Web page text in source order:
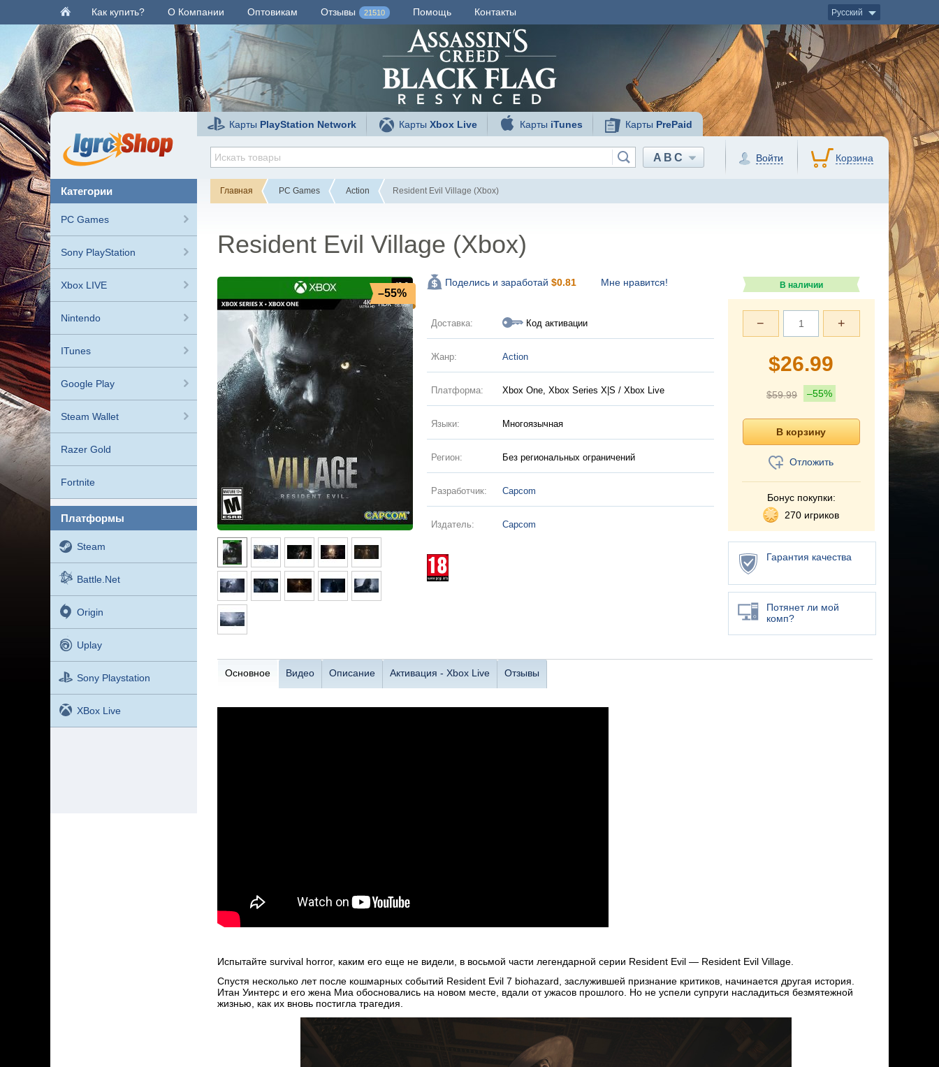
Как купить? О Компании Оптовикам Отзывы 21510 Помощь Контакты Русский
Карты PlayStation Network КартыXbox Live Карты iTunes Карты PrePaid
ABC Войти Корзина
категории
PC Games
Sony PlayStation
Xbox LIVE
Nintendo
ITunes
Google Play
Steam Wallet
Razer Gold
Fortnite
платформы
Steam
Battle.net
Origin
Uplay
Sony Playstation
XBox Live
Главная PC Games Action Resident Evil Village (Xbox)
Resident Evil Village (Xbox)
–55%
Мне нравится!
Поделись и заработай $0.81
Доставка: Код активации
Жанр: Action
Платформа: Xbox One, Xbox Series X|S / Xbox Live
Языки: Многоязычная
Регион: Без региональных ограничений
Разработчик: Capcom
Издатель: Capcom
В наличии
+
−
$26.99
$59.99 –55%
Отложить
Бонус покупки:
270 игриков
Гарантия качества
Потянет ли мой
комп?
Основное Видео Описание Активация - Xbox Live Отзывы
Испытайте survival horror, каким его еще не видели, в восьмой части легендарной серии Resident Evil — Resident Evil Village.
Спустя несколько лет после кошмарных событий Resident Evil 7 biohazard, заслужившей признание критиков, начинается другая история.
Итан Уинтерс и его жена Миа обосновались на новом месте, вдали от ужасов прошлого. Но не успели супруги насладиться безмятежной
жизнью, как их вновь постигла трагедия.